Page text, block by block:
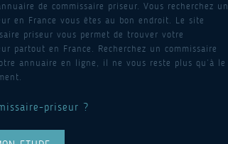
de commissaire priseur. Vous recherchez un
en France vous êtes au bon endroit. Le site
priseur vous permet de trouver votre
partout en France. Recherchez un commissaire
annuaire en ligne, il ne vous reste plus qu’à le
priseur ?